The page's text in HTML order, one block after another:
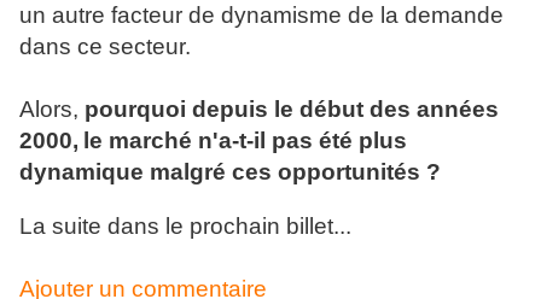
un autre facteur de dynamisme de la demande
dans ce secteur.
Alors, pourquoi depuis le début des années
2000, le marché n'a-t-il pas été plus
dynamique malgré ces opportunités ?
La suite dans le prochain billet...
Ajouter un commentaire